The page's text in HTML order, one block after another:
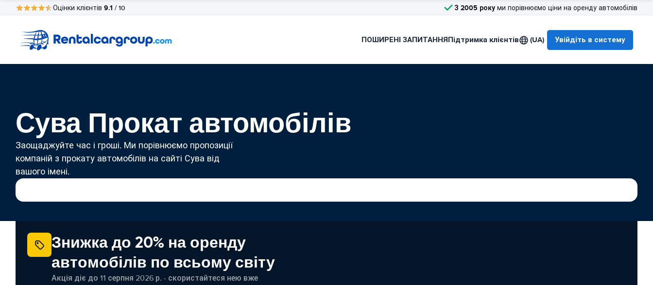
Оцінки клієнтів 9.1 / 10 З 2005 року ми порівнюємо ціни на оренду автомобілів
ПОШИРЕНІ ЗАПИТАННЯПідтримка клієнтів (UA) Увійдіть в систему
Сува Прокат автомобілів
Заощаджуйте час і гроші. Ми порівнюємо пропозиції
компаній з прокату автомобілів на сайті Сува від
вашого імені.
Знижка до 20% на оренду
автомобілів по всьому світу
Акція діє до 11 серпня 2026 р. - скористайтеся нею вже